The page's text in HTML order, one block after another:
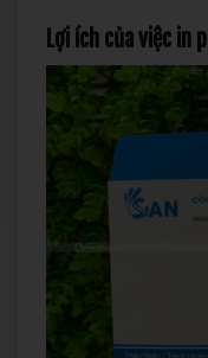
Lợi ích của việc in